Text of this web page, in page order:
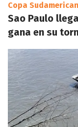
Copa
Sao Paulo
gana en su